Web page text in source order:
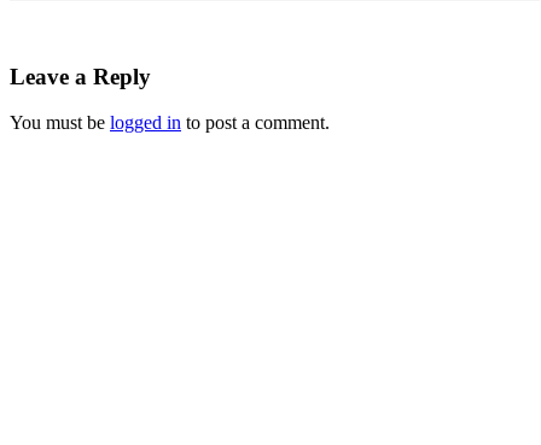
Leave a Reply
You must be logged in to post a comment.